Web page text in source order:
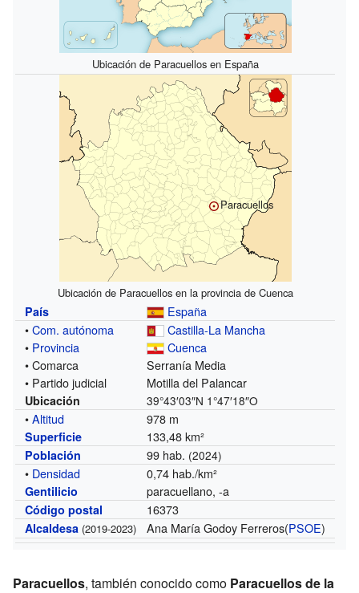
Ubicación de Paracuellos en España
Paracuellos
Ubicación de Paracuellos en la provincia de Cuenca
País
España
•Com. autónoma
Castilla-La Mancha
• Provincia
Cuenca
• Comarca
Serranía Media
• Partido judicial
Motilla del Palancar
Ubicación 39°43′03″N 1°47′18″O
•Altitud 978 m
Superficie 133,48 km²
Población 99 hab. (2024)
• Densidad 0,74 hab./km²
Gentilicio paracuellano, -a
Código postal 16373
Alcaldesa (2019-2023) Ana María Godoy Ferreros(PSOE)
Paracuellos, también conocido como Paracuellos de la